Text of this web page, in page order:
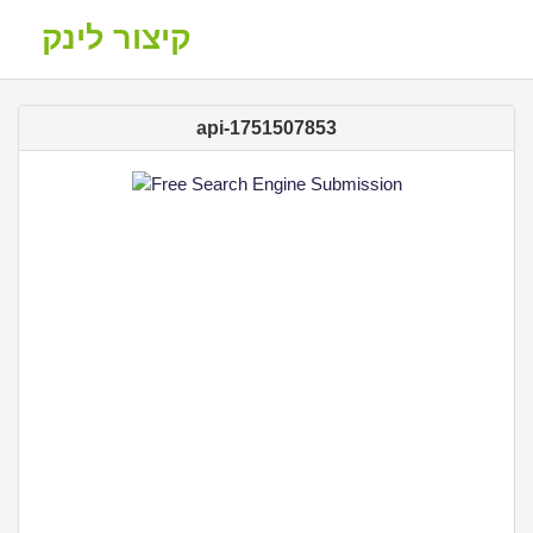
קיצור לינק
api-1751507853